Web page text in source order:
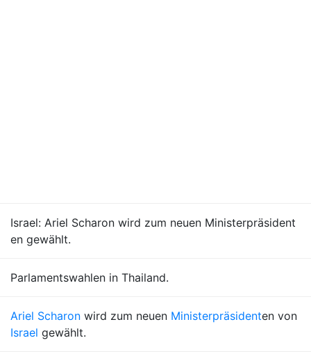
Israel: Ariel Scharon wird zum neuen Ministerpräsident
en gewählt.
Parlamentswahlen in Thailand.
Ariel Scharon wird zum neuen Ministerpräsidenten von
Israel gewählt.